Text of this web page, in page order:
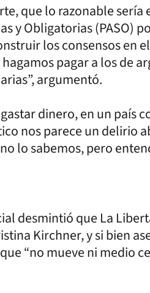
que lo razonable
y Obligatorias (PASO)
los consensos en
pagar a los de
argumentó.
dinero, en un país
nos parece un delirio
lo sabemos, pero
desmintió que La
Kirchner, y si bien
“no mueve ni medio